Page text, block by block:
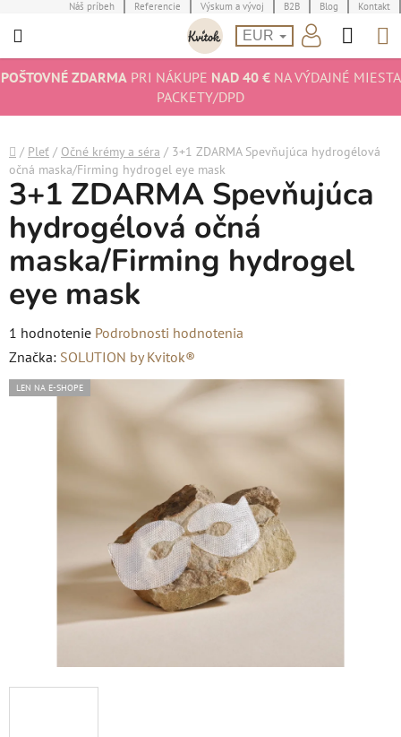
na
Náš príbeh Referencie Výskum a vývoj B2B Blog Kontakt
EUR
POŠTOVNÉ ZDARMAPRI NÁKUPE NAD 40 €NA VÝDAJNÉ MIESTA
PACKETY/DPD
Domov
/ Pleť / Očné krémy a séra / 3+1 ZDARMA Spevňujúca hydrogélová
očná maska/Firming hydrogel eye mask
3+1 ZDARMA Spevňujúca
hydrogélová očná
maska/Firming hydrogel
eye mask
Priemerné
hodnotenie
produktu
1 hodnotenie Podrobnosti hodnotenia
Značka: SOLUTION by Kvitok®
LEN NA E-SHOPE